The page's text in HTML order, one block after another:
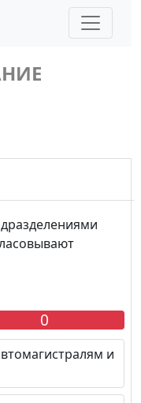
0
и